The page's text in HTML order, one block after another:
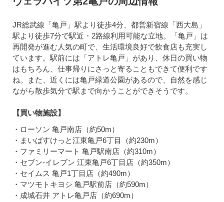
JR総武線「亀戸」駅より徒歩4分、都営新宿線「西大島」
駅より徒歩7分で駅近・2路線利用可能な立地。「亀戸」は
再開発が進む人気の町で、生活環境良好で飲食店も充実し
ています。駅前には「アトレ亀戸」があり、休日の買い物
はもちろん、仕事帰りにさっと寄ることもできて便利です
ね。また、近くには亀戸緑道公園があるので、自然を感じ
ながら散歩気分で駅まで向かうことができそうです。
【買い物施設】
・ローソン 亀戸南店（約50m）
・まいばすけっと江東亀戸6丁目（約230m）
・ファミリーマート 亀戸駅南店（約310m）
・セブン-イレブン 江東亀戸6丁目店（約350m）
・セイムス 亀戸1丁目店（約490m）
・マツモトキヨシ 亀戸駅前店（約590m）
・成城石井 アトレ亀戸店（約690m）